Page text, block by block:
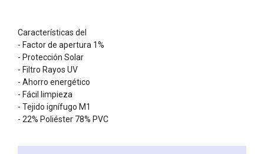
Características del
- Factor de apertura 1%
- Protección Solar
- Filtro Rayos UV
- Ahorro energético
- Fácil limpieza
- Tejido ignífugo M1
- 22% Poliéster 78% PVC